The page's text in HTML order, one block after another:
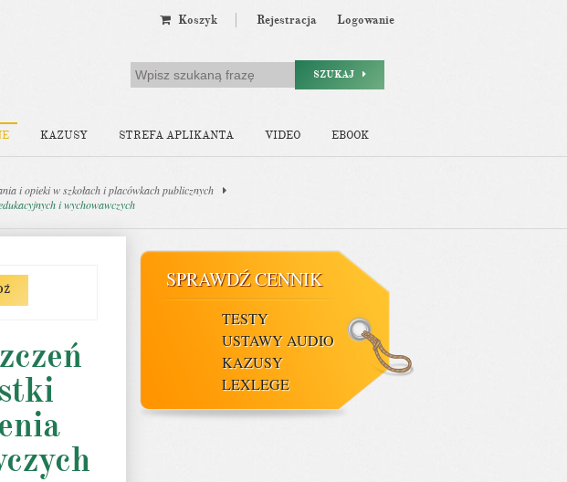
Koszyk Rejestracja Logowanie
SZUKAJ
KAZUSY STREFA APLIKANTA VIDEO EBOOK
i opieki w szkołach i placówkach publicznych
i wychowawczych
SPRAWDŹ CENNIK
TESTY
USTAWY AUDIO
KAZUSY
LEXLEGE